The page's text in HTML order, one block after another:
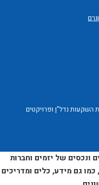
השקעות נדל"ן ופרויקטים
ונכסים של יזמים וחברות
גם מידע, כלים ומדריכים